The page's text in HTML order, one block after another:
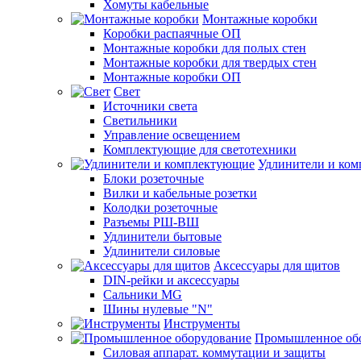
Хомуты кабельные
Монтажные коробки
Коробки распаячные ОП
Монтажные коробки для полых стен
Монтажные коробки для твердых стен
Монтажные коробки ОП
Свет
Источники света
Светильники
Управление освещением
Комплектующие для светотехники
Удлинители и
Блоки розеточные
Вилки и кабельные розетки
Колодки розеточные
Разъемы РШ-ВШ
Удлинители бытовые
Удлинители силовые
Аксессуары для щитов
DIN-рейки и аксессуары
Сальники MG
Шины нулевые "N"
Инструменты
Промышленное
Силовая аппарат. коммутации и защиты